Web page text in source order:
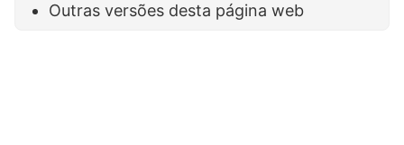
Outras versões desta página web